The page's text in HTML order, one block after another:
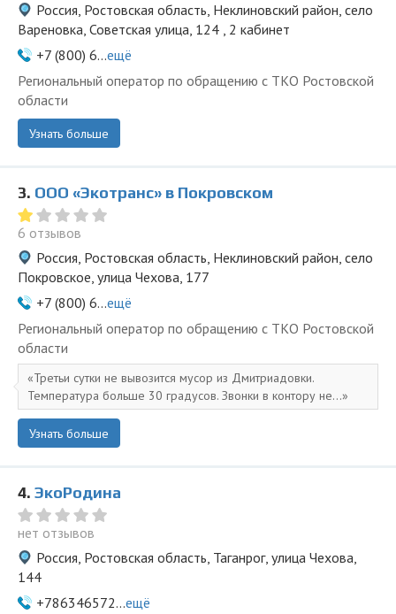
Россия, Ростовская область, Неклиновский район, село
Вареновка, Советская улица, 124 , 2 кабинет
+7 (800) 6...ещё
Региональный оператор по обращению с ТКО Ростовской
области
Узнать больше
3. ООО «Экотранс» в Покровском
6 отзывов
Россия, Ростовская область, Неклиновский район, село
Покровское, улица Чехова, 177
+7 (800) 6...ещё
Региональный оператор по обращению с ТКО Ростовской
области
Третьи сутки не вывозится мусор из Дмитриадовки.
Температура больше 30 градусов. Звонки в контору не...
Узнать больше
4. ЭкоРодина
нет отзывов
Россия, Ростовская область, Таганрог, улица Чехова,
144
+786346572...ещё